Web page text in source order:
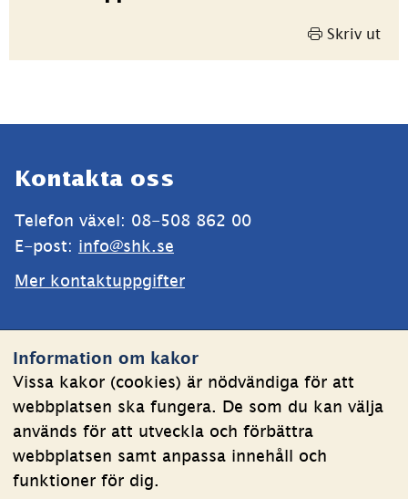
Information om kakor
Vissa kakor (cookies) är nödvändiga för att
webbplatsen ska fungera. De som du kan välja
används för att utveckla och förbättra
webbplatsen samt anpassa innehåll och
funktioner för dig.
Skriv ut
Kontakta oss
Telefon växel: 08-508 862 00
E-post: info@shk.se
Mer kontaktuppgifter
Om kakor
Behandling av personuppgifter
Tillgänglighetsredogörelse
Följ oss